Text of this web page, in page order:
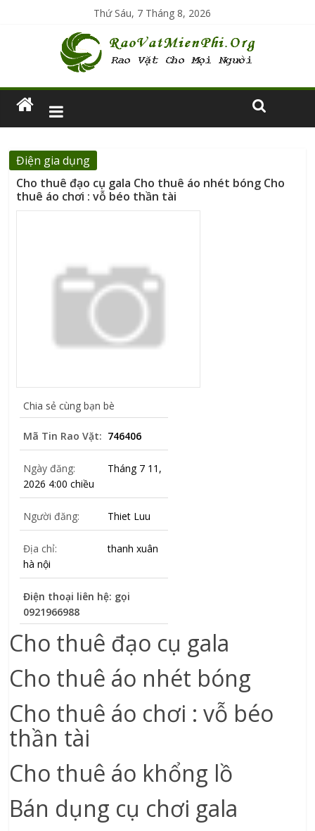
Thứ Sáu, 7 Tháng 8, 2026
Điện gia dụng
Cho thuê đạo cụ gala Cho thuê áo nhét bóng Cho
thuê áo chơi : vỗ béo thần tài
Chia sẻ cùng bạn bè
Mã Tin Rao Vặt: 746406
Ngày đăng:
Tháng 7 11,
2026 4:00 chiều
Người đăng: Thiet Luu
Địa chỉ:
thanh xuân
hà nội
Điện thoại liên hệ: gọi
0921966988
Cho thuê đạo cụ gala
Cho thuê áo nhét bóng
Cho thuê áo chơi : vỗ béo
thần tài
Cho thuê áo khổng lồ
Bán dụng cụ chơi gala